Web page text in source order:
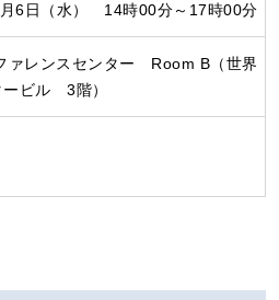
6日（水） 14時00分～17時00分
ァレンスセンター Room B（世界
ービル 3階）